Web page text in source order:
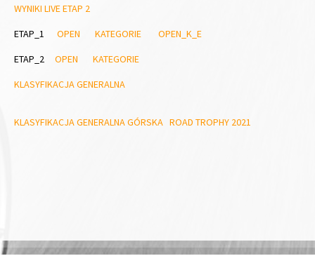
WYNIKI LIVE ETAP 2
ETAP_1 OPEN KATEGORIE
OPEN_K_E
ETAP_2 OPEN
KATEGORIE
KLASYFIKACJA GENERALNA
KLASYFIKACJA GENERALNA GÓRSKA ROAD TROPHY 2021